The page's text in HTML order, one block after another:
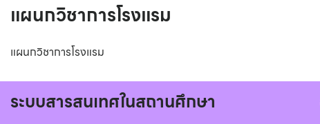
แผนกวิชาการโรงแรม
แผนกวิชาการโรงแรม
ระบบสารสนเทศในสถานศึกษา